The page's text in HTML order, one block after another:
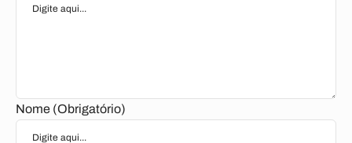
Nome (Obrigatório)